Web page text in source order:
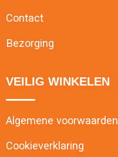
Contact
Bezorging
VEILIG WINKELEN
Algemene voorwaarden
Cookieverklaring